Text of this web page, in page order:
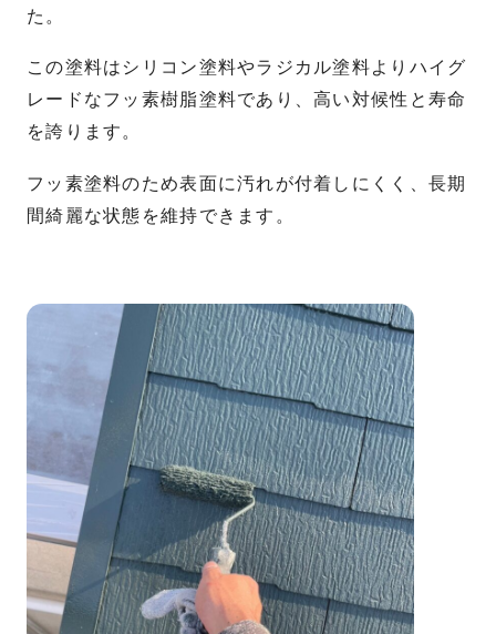
た。
この塗料はシリコン塗料やラジカル塗料よりハイグ
レードなフッ素樹脂塗料であり、高い対候性と寿命
を誇ります。
フッ素塗料のため表面に汚れが付着しにくく、長期
間綺麗な状態を維持できます。